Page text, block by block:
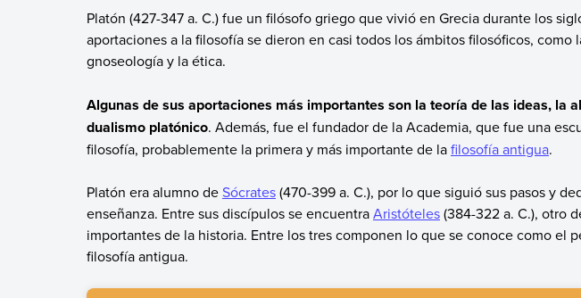
Platón (427-347 a. C.) fue un filósofo griego que vivió en Grecia durante los
aportaciones a la filosofía se dieron en casi todos los ámbitos filosóficos, como
gnoseología y la ética.
Algunas de sus aportaciones más importantes son la teoría de las ideas, la
dualismo platónico. Además, fue el fundador de la Academia, que fue una
filosofía, probablemente la primera y más importante de lafilosofía antigua.
Platón era alumno deSócrates(470-399 a. C.), por lo que siguió sus pasos y
enseñanza. Entre sus discípulos se encuentraAristóteles(384-322 a. C.), otro
importantes de la historia. Entre los tres componen lo que se conoce como el
filosofía antigua.